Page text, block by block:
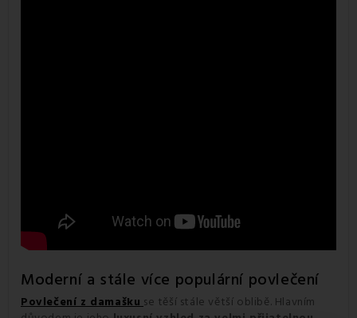
Moderní a stále více populární povlečení
Povlečení z damašku se těší stále větší oblibě. Hlavním